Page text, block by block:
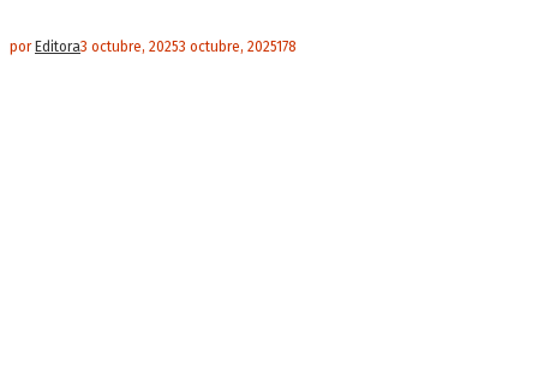
porEditora3 octubre, 20253 octubre, 2025178